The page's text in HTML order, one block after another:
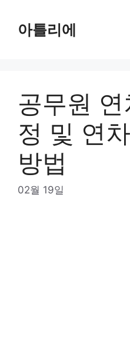
content아틀리에
공무원
정 및 연
방법
02월 19일